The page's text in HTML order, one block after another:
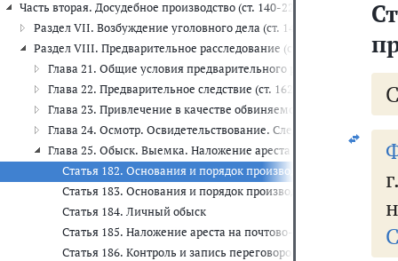
Часть вторая. Досудебное производство (ст. 140-226.9)
Раздел VII. Возбуждение уголовного дела (ст. 140 - 149)
Раздел VIII. Предварительное расследование (ст. 150 - 226.9)
Глава 21. Общие условия предварительного расследования (ст.
Глава 22. Предварительное следствие (ст. 162 - 170)
Глава 23. Привлечение в качестве обвиняемого. Предъявление
Глава 24. Осмотр. Освидетельствование. Следственный
Глава 25. Обыск. Выемка. Наложение ареста на почтово-
Статья 182. Основания и порядок производства обыска
Статья 183. Основания и порядок производства выемки
Статья 184. Личный обыск
Статья 185. Наложение ареста на почтово-телеграфные
Статья 186. Контроль и запись переговоров